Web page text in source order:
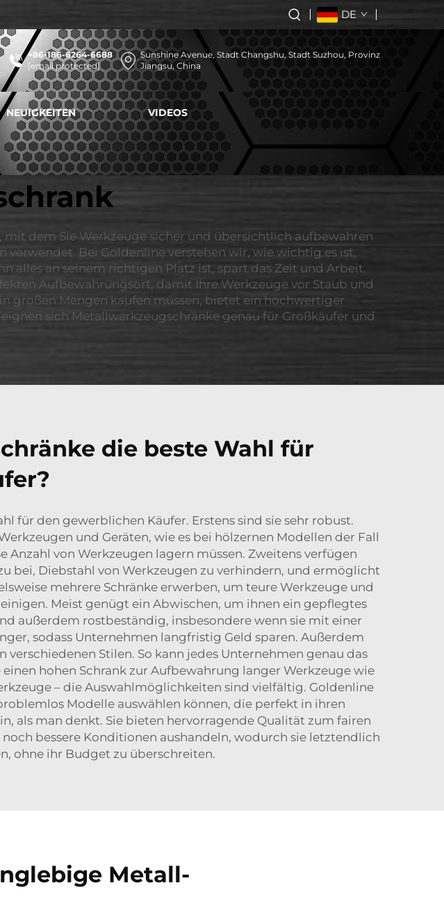
DE
+86-186-6264-6688
[email protected]
Sunshine Avenue, Stadt Changshu, Stadt Suzhou, Provinz
Jiangsu, China
NEUIGKEITEN VIDEOS
dem Sie Werkzeuge sicher und übersichtlich aufbewahren
verwendet. Bei Goldenline verstehen wir, wie wichtig es ist,
alles an seinem richtigen Platz ist, spart das Zeit und Arbeit.
Aufbewahrungsort, damit Ihre Werkzeuge vor Staub und
großen Mengen kaufen müssen, bietet ein hochwertiger
sich Metallwerkzeugschränke genau für Großkäufer und
die beste Wahl für
für den gewerblichen Käufer. Erstens sind sie sehr robust.
und Geräten, wie es bei hölzernen Modellen der Fall
von Werkzeugen lagern müssen. Zweitens verfügen
bei, Diebstahl von Werkzeugen zu verhindern, und ermöglicht
mehrere Schränke erwerben, um teure Werkzeuge und
Meist genügt ein Abwischen, um ihnen ein gepflegtes
außerdem rostbeständig, insbesondere wenn sie mit einer
sodass Unternehmen langfristig Geld sparen. Außerdem
Stilen. So kann jedes Unternehmen genau das
hohen Schrank zur Aufbewahrung langer Werkzeuge wie
– die Auswahlmöglichkeiten sind vielfältig. Goldenline
Modelle auswählen können, die perfekt in ihren
als man denkt. Sie bieten hervorragende Qualität zum fairen
bessere Konditionen aushandeln, wodurch sie letztendlich
ohne ihr Budget zu überschreiten.
Metall-